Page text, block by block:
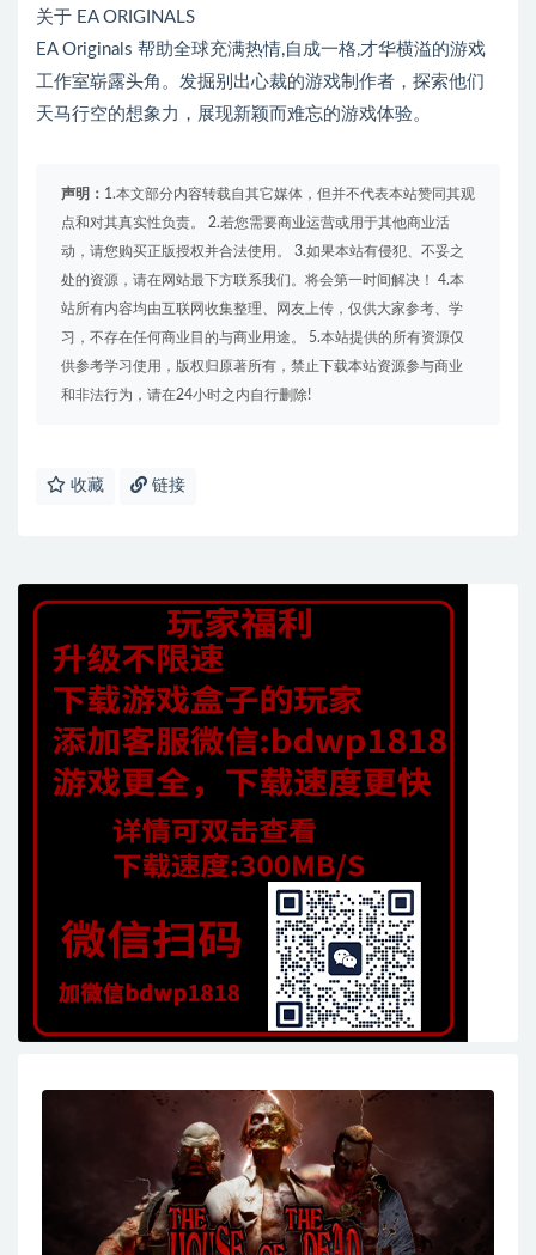
关于 EA ORIGINALS
EA Originals 帮助全球充满热情,自成一格,才华横溢的游戏
工作室崭露头角。发掘别出心裁的游戏制作者，探索他们
天马行空的想象力，展现新颖而难忘的游戏体验。
声明： 1.本文部分内容转载自其它媒体，但并不代表本站赞同其观
点和对其真实性负责。 2.若您需要商业运营或用于其他商业活
动，请您购买正版授权并合法使用。 3.如果本站有侵犯、不妥之
处的资源，请在网站最下方联系我们。将会第一时间解决！ 4.本
站所有内容均由互联网收集整理、网友上传，仅供大家参考、学
习，不存在任何商业目的与商业用途。 5.本站提供的所有资源仅
供参考学习使用，版权归原著所有，禁止下载本站资源参与商业
和非法行为，请在24小时之内自行删除!
收藏 链接